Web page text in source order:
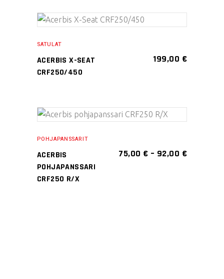
Tällä
on
tehdä
valinnat
sivulla.
SATULAT
ACERBIS X-SEAT
CRF250/450
199,00 €
Tällä
on
POHJAPANSSARIT
ACERBIS
POHJAPANSSARI
CRF250 R/X
75,00 € – 92,00 €